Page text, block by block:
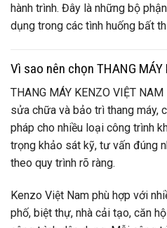
hành trình. Đây là những bộ
dụng trong các tình huống bất
Vì sao nên chọn THANG MÁY
THANG MÁY KENZO VIỆT
sửa chữa và bảo trì thang máy,
pháp cho nhiều loại công trình
trọng khảo sát kỹ, tư vấn đúng
theo quy trình rõ ràng.
Kenzo Việt Nam phù hợp với
phố, biệt thự, nhà cải tạo, căn